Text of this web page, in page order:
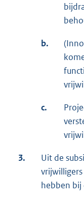
b.
c.
3.
Uit de
hebben bij